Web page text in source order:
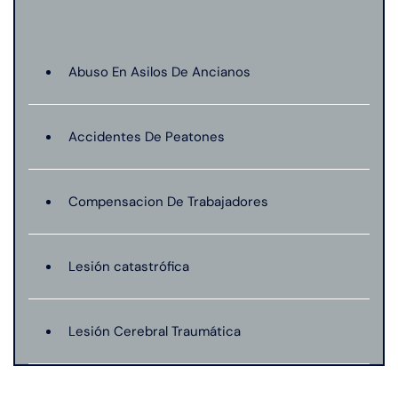
Abuso En Asilos De Ancianos
Accidentes De Peatones
Compensacion De Trabajadores
Lesión catastrófica
Lesión Cerebral Traumática